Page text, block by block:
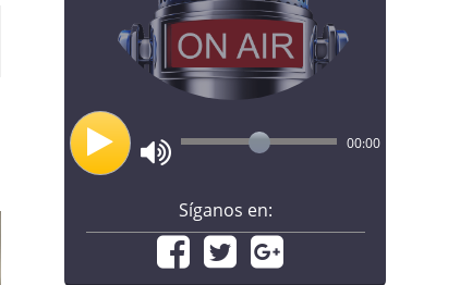
00:00
Síganos en: